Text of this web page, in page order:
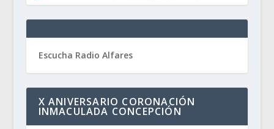
Escucha Radio Alfares
X ANIVERSARIO CORONACIÓN
INMACULADA CONCEPCIÓN